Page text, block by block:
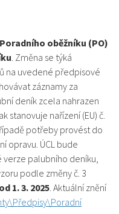
Poradního oběžníku (PO)
. Změna se týká
na uvedené předpisové
záznamy za
deník zcela nahrazen
stanovuje nařízení (EU) č.
potřeby provést do
opravu. ÚCL bude
palubního deníku,
podle změny č. 3
1. 3. 2025. Aktuální znění